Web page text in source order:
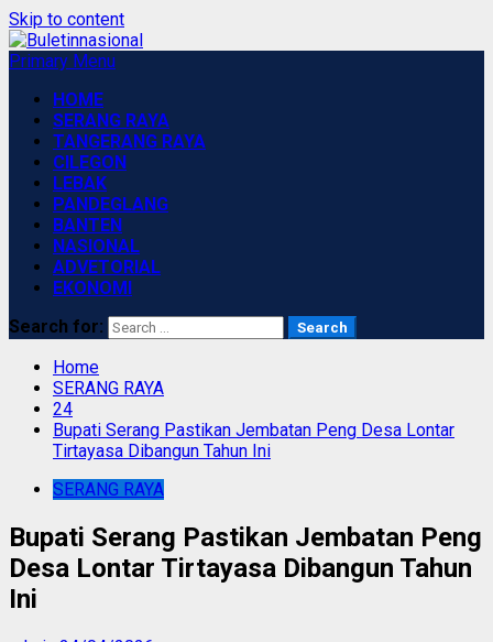
Skip to content
Primary Menu
HOME
SERANG RAYA
TANGERANG RAYA
CILEGON
LEBAK
PANDEGLANG
BANTEN
NASIONAL
ADVETORIAL
EKONOMI
Search for:
Home
SERANG RAYA
24
Bupati Serang Pastikan Jembatan Peng Desa Lontar
Tirtayasa Dibangun Tahun Ini
SERANG RAYA
Bupati Serang Pastikan Jembatan Peng
Desa Lontar Tirtayasa Dibangun Tahun
Ini